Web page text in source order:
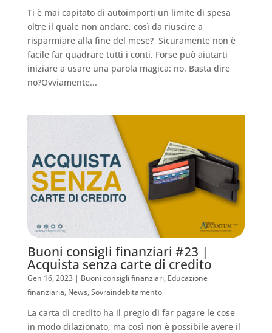
Ti è mai capitato di autoimporti un limite di spesa
oltre il quale non andare, così da riuscire a
risparmiare alla fine del mese? Sicuramente non è
facile far quadrare tutti i conti. Forse può aiutarti
iniziare a usare una parola magica: no. Basta dire
no?Ovviamente...
Buoni consigli finanziari #23 |
Acquista senza carte di credito
Gen 16, 2023| Buoni consigli finanziari, Educazione
finanziaria, News,Sovraindebitamento
La carta di credito ha il pregio di far pagare le cose
in modo dilazionato, ma così non è possibile avere il